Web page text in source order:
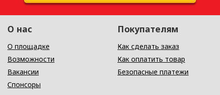
О нас
О площадке
Возможности
Вакансии
Спонсоры
Покупателям
Как сделать заказ
Как оплатить товар
Безопасные платежи